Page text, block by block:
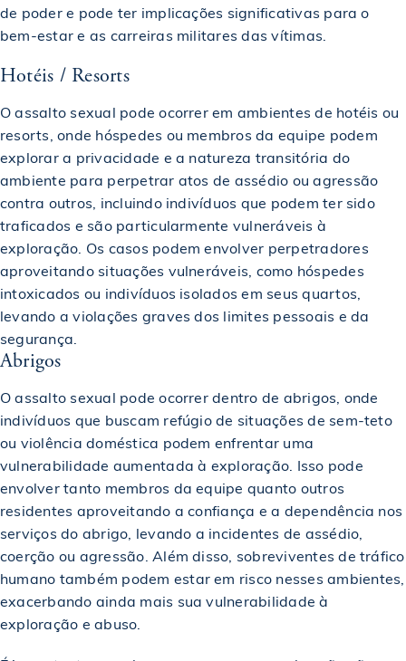
de poder e pode ter implicações significativas para o
bem-estar e as carreiras militares das vítimas.
Hotéis / Resorts
O assalto sexual pode ocorrer em ambientes de hotéis ou
resorts, onde hóspedes ou membros da equipe podem
explorar a privacidade e a natureza transitória do
ambiente para perpetrar atos de assédio ou agressão
contra outros, incluindo indivíduos que podem ter sido
traficados e são particularmente vulneráveis à
exploração. Os casos podem envolver perpetradores
aproveitando situações vulneráveis, como hóspedes
intoxicados ou indivíduos isolados em seus quartos,
levando a violações graves dos limites pessoais e da
segurança.
Abrigos
O assalto sexual pode ocorrer dentro de abrigos, onde
indivíduos que buscam refúgio de situações de sem-teto
ou violência doméstica podem enfrentar uma
vulnerabilidade aumentada à exploração. Isso pode
envolver tanto membros da equipe quanto outros
residentes aproveitando a confiança e a dependência nos
serviços do abrigo, levando a incidentes de assédio,
coerção ou agressão. Além disso, sobreviventes de tráfico
humano também podem estar em risco nesses ambientes,
exacerbando ainda mais sua vulnerabilidade à
exploração e abuso.